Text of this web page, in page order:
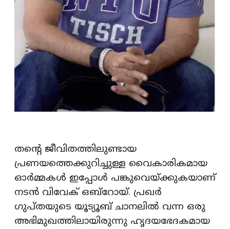
തന്റെ ജീവിതത്തിലുണ്ടായ
പ്രണയത്തെക്കുറിച്ചുള്ള വൈകാരികമായ
ഓര്‍മ്മകള്‍ ഇപ്പോൾ പങ്കുവെയ്ക്കുകയാണ്
നടന്‍ വിവേക് ഒബ്‌റോയ്. പ്രഖര്‍
ഗുപ്തയുടെ യൂട്യൂബ് ചാനലിൽ വന്ന ഒരു
അഭിമുഖത്തിലായിരുന്നു ഹൃദയഭേദകമായ